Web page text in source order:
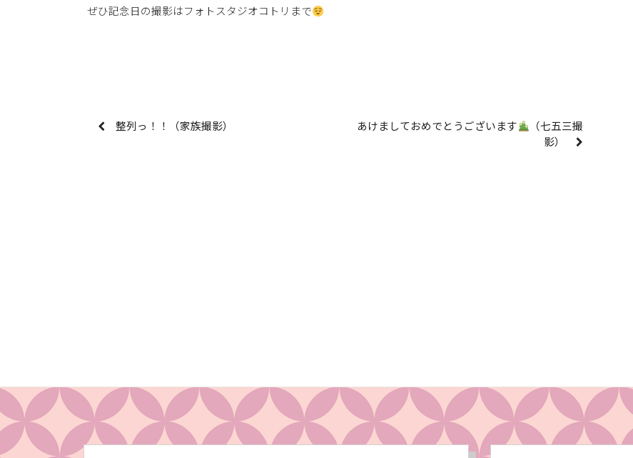
ぜひ記念日の撮影はフォトスタジオコトリまで
整列っ！！（家族撮影） あけましておめでとうございます
（七五三撮
影）